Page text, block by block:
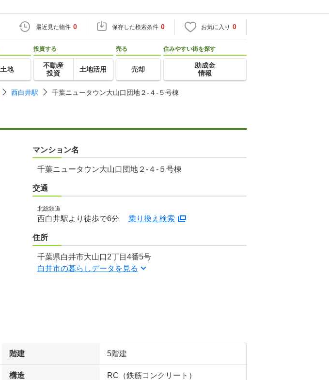
最近見た物件 0 保存した検索条件 0 お気に入り 0
土地
投資する
不動産
投資
土地活用
売る
売却
住みやすい街を探す
助成金
情報
西白井駅 千葉ニュータウン大山口団地２-４-５号棟
マンション名
千葉ニュータウン大山口団地２-４-５号棟
交通
北総鉄道
西白井駅より徒歩で6分 乗り換え検索
住所
千葉県白井市大山口2丁目4番5号
白井市の暮らしデータを見る
階建 5階建
構造 RC（鉄筋コンクリート）